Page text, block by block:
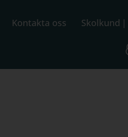
Kontakta oss Skolkund